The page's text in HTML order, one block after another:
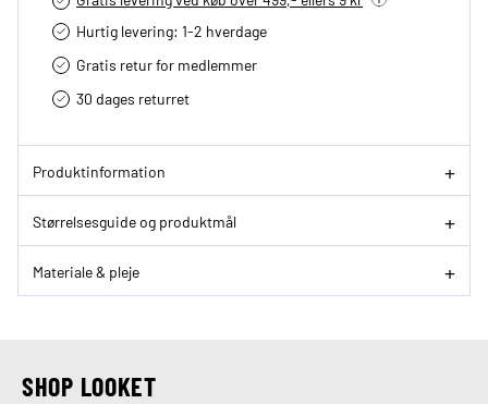
Hurtig levering­: 1-2 hverdage
Gratis retur for medlemmer
30 dages returret
Produktinformation
Størrelsesguide og produktmål
Materiale & pleje
SHOP LOOKET